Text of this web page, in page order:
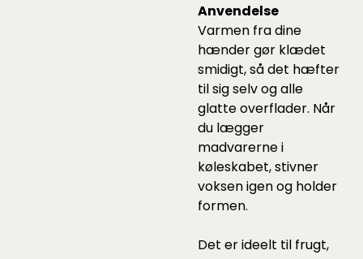
Anvendelse
Varmen fra dine
hænder gør klædet
smidigt, så det hæfter
til sig selv og alle
glatte overflader. Når
du lægger
madvarerne i
køleskabet, stivner
voksen igen og holder
formen.
Det er ideelt til frugt,